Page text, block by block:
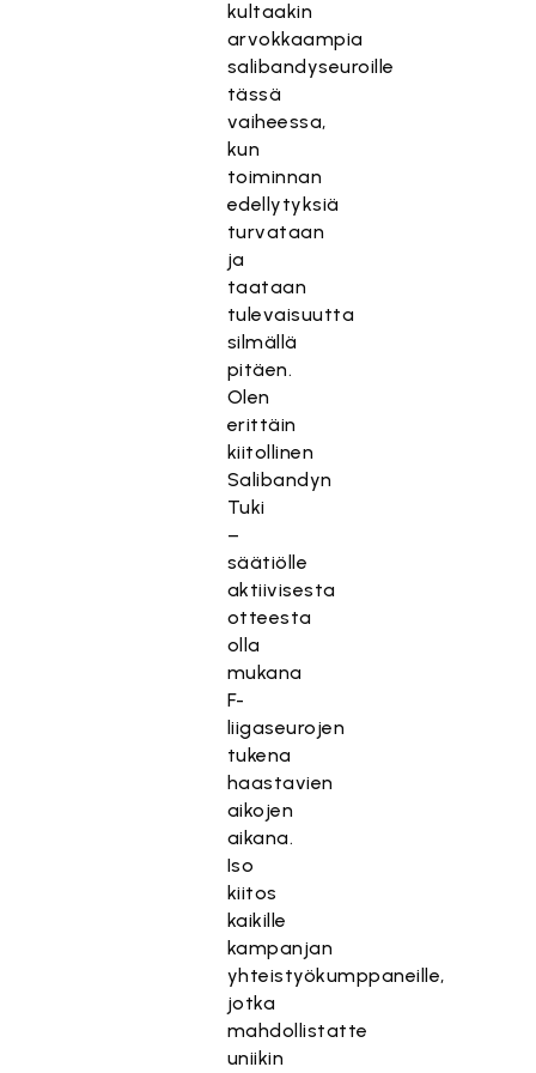
kultaakin
arvokkaampia
salibandyseuroille
tässä
vaiheessa,
kun
toiminnan
edellytyksiä
turvataan
ja
taataan
tulevaisuutta
silmällä
pitäen.
Olen
erittäin
kiitollinen
Salibandyn
Tuki
–
säätiölle
aktiivisesta
otteesta
olla
mukana
F-
liigaseurojen
tukena
haastavien
aikojen
aikana.
Iso
kiitos
kaikille
kampanjan
yhteistyökumppaneille,
jotka
mahdollistatte
uniikin